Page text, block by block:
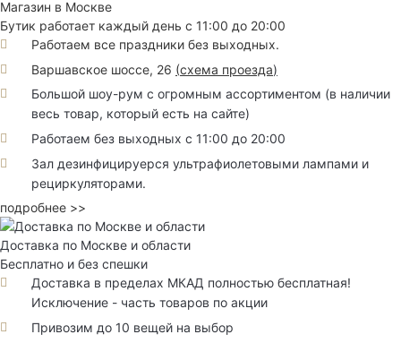
Магазин в Москве
Бутик работает каждый день с 11:00 до 20:00
Работаем все праздники без выходных.
Варшавское шоссе, 26 (схема проезда)
Большой шоу-рум с огромным ассортиментом (в наличии
весь товар, который есть на сайте)
Работаем без выходных с 11:00 до 20:00
Зал дезинфицируерся ультрафиолетовыми лампами и
рециркуляторами.
подробнее >>
Доставка по Москве и области
Бесплатно и без спешки
Доставка в пределах МКАД полностью бесплатная!
Исключение - часть товаров по акции
Привозим до 10 вещей на выбор